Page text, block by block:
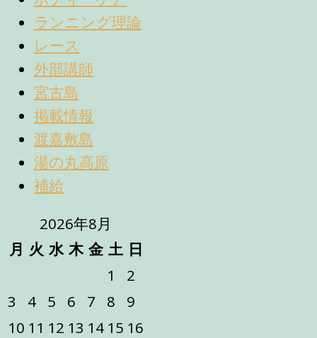
ランニング理論
レース
外部講師
宮古島
掲載情報
渡嘉敷島
湯の丸高原
補給
2026年8月
月 火 水 木 金 土 日
1
2
3
4 5 6 7 8
9
10 11 12 13 14 15 16